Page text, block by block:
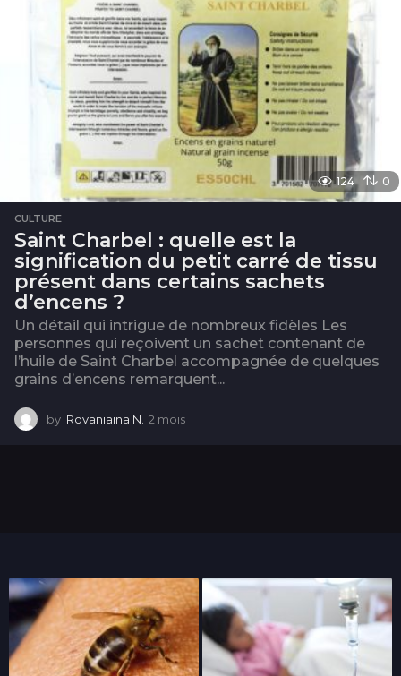
124 0
CULTURE
Saint Charbel : quelle est la
signification du petit carré de tissu
présent dans certains sachets
d’encens ?
Un détail qui intrigue de nombreux fidèles Les
personnes qui reçoivent un sachet contenant de
l’huile de Saint Charbel accompagnée de quelques
grains d’encens remarquent...
by Rovaniaina N. 2 mois